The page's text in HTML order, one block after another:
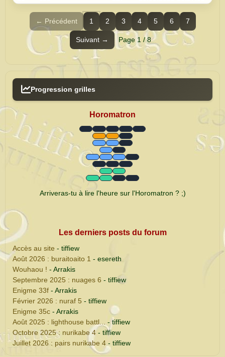
← Précédent 1 2 3 4 5 6 7
Suivant → Page 1 / 8
Progression grilles
Horomatron
Arriveras-tu à lire l'heure sur l'Horomatron ? ;)
Les derniers posts du forum
Accès au site - tiffiew
Août 2026 : buraitoaito 1 - esereth
Wouhaou ! - Arrakis
Septembre 2025 : nuages 6 - tiffiew
Enigme 33f - Arrakis
Février 2026 : nuraf 5 - tiffiew
Enigme 35c - Arrakis
Août 2025 : lighthouse battl... - tiffiew
Octobre 2025 : nurikabe 4 - tiffiew
Juillet 2026 : pairs nurikabe 4 - tiffiew